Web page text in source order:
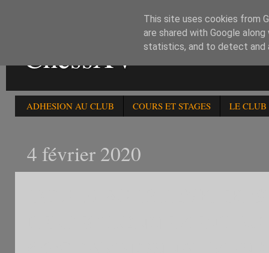
ChessXV
ADHESION AU CLUB COURS ET STAGES LE CLUB
4 février 2020
This site uses cookies from
are shared with Google
statistics, and to detect and